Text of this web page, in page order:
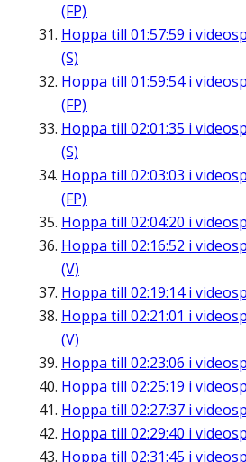
(FP)
Hoppa till 01:57:59 i
(S)
Hoppa till 01:59:54i
(FP)
Hoppa till 02:01:35 i
(S)
Hoppa till 02:03:03 i
(FP)
Hoppa till 02:04:20 i
Hoppa till 02:16:52 i
(V)
Hoppa till 02:19:14i
Hoppa till 02:21:01 i
(V)
Hoppa till 02:23:06 i
Hoppa till 02:25:19 i
Hoppa till 02:27:37 i
Hoppa till 02:29:40 i
Hoppa till 02:31:45 i